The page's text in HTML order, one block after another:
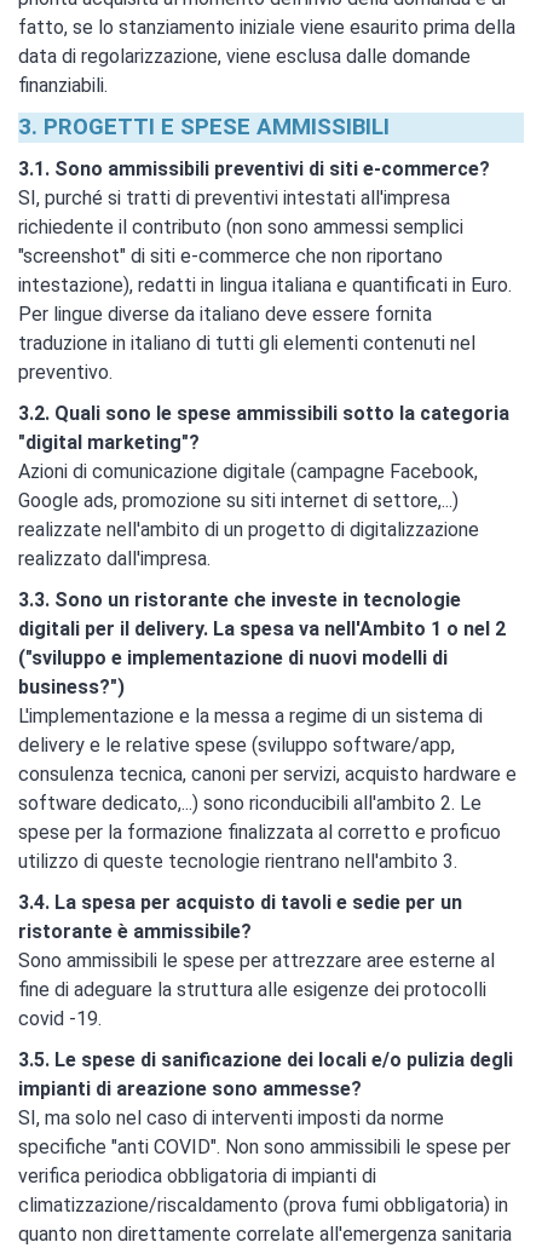
fatto, se lo stanziamento iniziale viene esaurito prima della
data di regolarizzazione, viene esclusa dalle domande
finanziabili.
3. PROGETTI E SPESE AMMISSIBILI
3.1. Sono ammissibili preventivi di siti e-commerce?
SI, purché si tratti di preventivi intestati all'impresa
richiedente il contributo (non sono ammessi semplici
"screenshot" di siti e-commerce che non riportano
intestazione), redatti in lingua italiana e quantificati in Euro.
Per lingue diverse da italiano deve essere fornita
traduzione in italiano di tutti gli elementi contenuti nel
preventivo.
3.2. Quali sono le spese ammissibili sotto la categoria
"digital marketing"?
Azioni di comunicazione digitale (campagne Facebook,
Google ads, promozione su siti internet di settore,...)
realizzate nell'ambito di un progetto di digitalizzazione
realizzato dall'impresa.
3.3. Sono un ristorante che investe in tecnologie
digitali per il delivery. La spesa va nell'Ambito 1 o nel 2
("sviluppo e implementazione di nuovi modelli di
business?")
L'implementazione e la messa a regime di un sistema di
delivery e le relative spese (sviluppo software/app,
consulenza tecnica, canoni per servizi, acquisto hardware e
software dedicato,...) sono riconducibili all'ambito 2. Le
spese per la formazione finalizzata al corretto e proficuo
utilizzo di queste tecnologie rientrano nell'ambito 3.
3.4. La spesa per acquisto di tavoli e sedie per un
ristorante è ammissibile?
Sono ammissibili le spese per attrezzare aree esterne al
fine di adeguare la struttura alle esigenze dei protocolli
covid -19.
3.5. Le spese di sanificazione dei locali e/o pulizia degli
impianti di areazione sono ammesse?
SI, ma solo nel caso di interventi imposti da norme
specifiche "anti COVID". Non sono ammissibili le spese per
verifica periodica obbligatoria di impianti di
climatizzazione/riscaldamento (prova fumi obbligatoria) in
quanto non direttamente correlate all'emergenza sanitaria